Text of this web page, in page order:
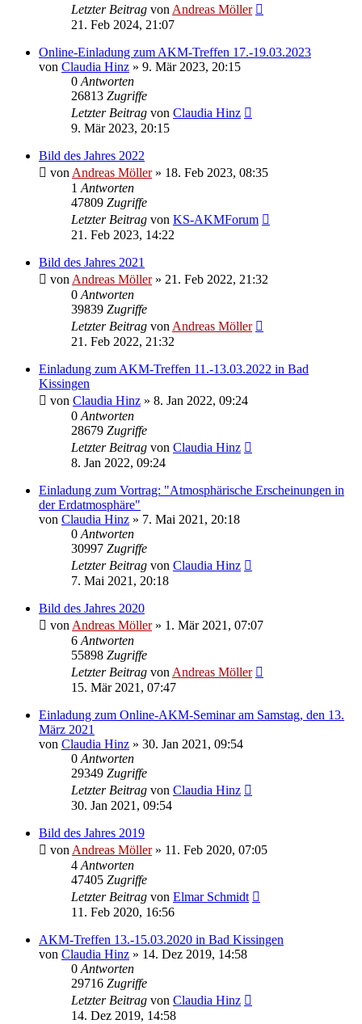
Letzter Beitrag von Andreas Möller
21. Feb 2024, 21:07
Online-Einladung zum AKM-Treffen 17.-19.03.2023
von Claudia Hinz » 9. Mär 2023, 20:15
0 Antworten
26813 Zugriffe
Letzter Beitrag von Claudia Hinz
9. Mär 2023, 20:15
Bild des Jahres 2022
von Andreas Möller» 18. Feb 2023, 08:35
1 Antworten
47809 Zugriffe
Letzter Beitrag von KS-AKMForum
21. Feb 2023, 14:22
Bild des Jahres 2021
von Andreas Möller» 21. Feb 2022, 21:32
0 Antworten
39839 Zugriffe
Letzter Beitrag von Andreas Möller
21. Feb 2022, 21:32
Einladung zum AKM-Treffen 11.-13.03.2022 in Bad
Kissingen
von Claudia Hinz » 8. Jan 2022, 09:24
0 Antworten
28679 Zugriffe
Letzter Beitrag von Claudia Hinz
8. Jan 2022, 09:24
Einladung zum Vortrag: "Atmosphärische Erscheinungen in
der Erdatmosphäre"
von Claudia Hinz » 7. Mai 2021, 20:18
0 Antworten
30997 Zugriffe
Letzter Beitrag von Claudia Hinz
7. Mai 2021, 20:18
Bild des Jahres 2020
von Andreas Möller» 1. Mär 2021, 07:07
6 Antworten
55898 Zugriffe
Letzter Beitrag von Andreas Möller
15. Mär 2021, 07:47
Einladung zum Online-AKM-Seminar am Samstag, den 13.
März 2021
von Claudia Hinz » 30. Jan 2021, 09:54
0 Antworten
29349 Zugriffe
Letzter Beitrag von Claudia Hinz
30. Jan 2021, 09:54
Bild des Jahres 2019
von Andreas Möller» 11. Feb 2020, 07:05
4 Antworten
47405 Zugriffe
Letzter Beitrag von Elmar Schmidt
11. Feb 2020, 16:56
AKM-Treffen 13.-15.03.2020 in Bad Kissingen
von Claudia Hinz » 14. Dez 2019, 14:58
0 Antworten
29716 Zugriffe
Letzter Beitrag von Claudia Hinz
14. Dez 2019, 14:58